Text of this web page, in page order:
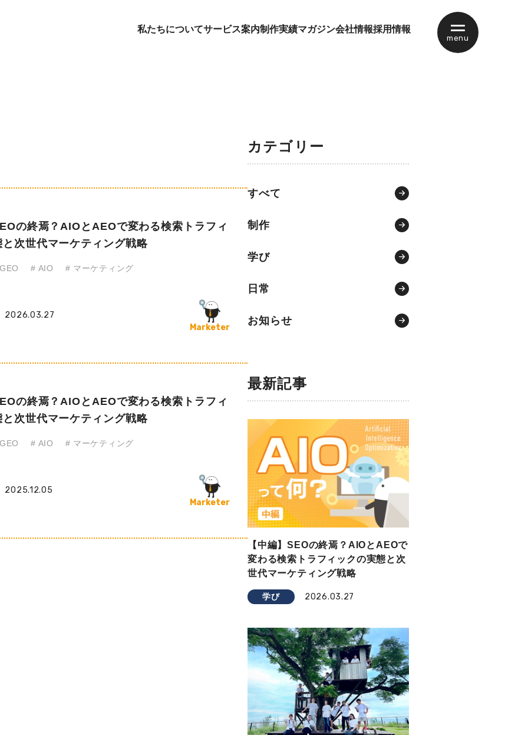
私たちについてサービス案内制作実績マガジン会社情報採用情報
menu
るご質問 採用サイト
LP
グラフィック
お知らせ
の終焉？AIOとAEOで変わる検索トラフィ
次世代マーケティング戦略
# AIO # マーケティング
2026.03.27
Marketer
の終焉？AIOとAEOで変わる検索トラフィ
次世代マーケティング戦略
# AIO # マーケティング
2025.12.05
Marketer
カテゴリー
すべて
制作
学び
日常
お知らせ
最新記事
【中編】SEOの終焉？AIOとAEOで
変わる検索トラフィックの実態と次
世代マーケティング戦略
学び 2026.03.27